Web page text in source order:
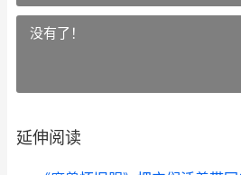
没有了！
延伸阅读